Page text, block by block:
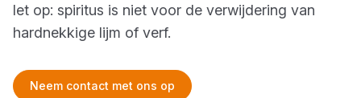
let op: spiritus is niet voor de verwijdering van
hardnekkige lijm of verf.
Neem contact met ons op